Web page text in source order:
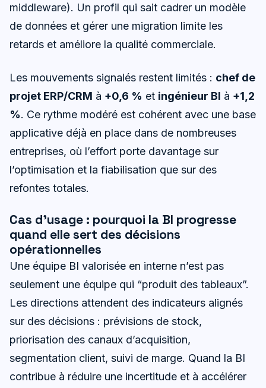
middleware). Un profil qui sait cadrer un modèle
de données et gérer une migration limite les
retards et améliore la qualité commerciale.
Les mouvements signalés restent limités : chef de
projet ERP/CRM à +0,6 % et ingénieur BI à +1,2
%. Ce rythme modéré est cohérent avec une base
applicative déjà en place dans de nombreuses
entreprises, où l’effort porte davantage sur
l’optimisation et la fiabilisation que sur des
refontes totales.
Cas d’usage : pourquoi la BI progresse
quand elle sert des décisions
opérationnelles
Une équipe BI valorisée en interne n’est pas
seulement une équipe qui “produit des tableaux”.
Les directions attendent des indicateurs alignés
sur des décisions : prévisions de stock,
priorisation des canaux d’acquisition,
segmentation client, suivi de marge. Quand la BI
contribue à réduire une incertitude et à accélérer